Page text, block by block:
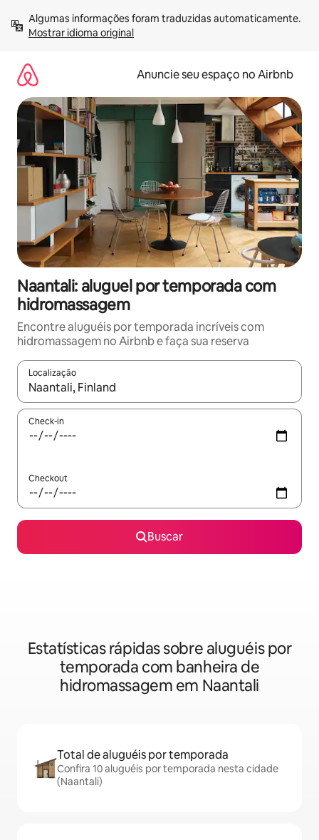
para
Mostrar idioma original
Anuncie seu espaço no Airbnb
Naantali: aluguel por temporada com
hidromassagem
Encontre aluguéis por temporada incríveis com
hidromassagem no Airbnb e faça sua reserva
Localização
Quando os resultados estiverem disponíveis, explore-os
Check-in
Checkout
Buscar
Estatísticas rápidas sobre aluguéis por
temporada com banheira de
hidromassagem em Naantali
Total de aluguéis por temporada
Confira 10 aluguéis por temporada nesta cidade
(Naantali)